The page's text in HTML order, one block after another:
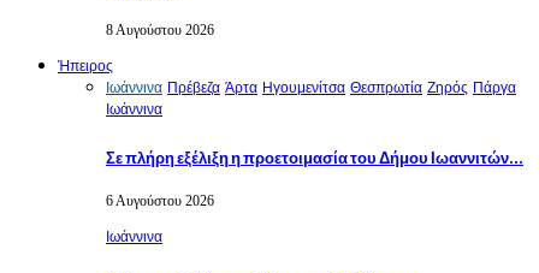
8 Αυγούστου 2026
Ήπειρος
Ιωάννινα Πρέβεζα Άρτα Ηγουμενίτσα Θεσπρωτία Ζηρός Πάργα
Ιωάννινα
Σε πλήρη εξέλιξη η προετοιμασία του Δήμου Ιωαννιτών…
6 Αυγούστου 2026
Ιωάννινα